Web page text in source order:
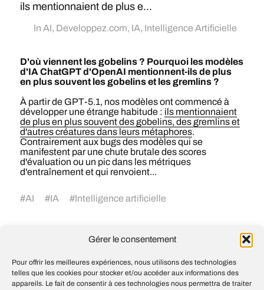
Gérer le consentement
Pour offrir les meilleures expériences, nous utilisons des technologies
telles que les cookies pour stocker et/ou accéder aux informations des
appareils. Le fait de consentir à ces technologies nous permettra de traiter
ils mentionnaient de plus e...
In AI, Developpez.com, IA, Intelligence Artificielle
D'où viennent les gobelins ? Pourquoi les modèles
d'IA ChatGPT d'OpenAI mentionnent-ils de plus
en plus souvent les gobelins et les gremlins ?
À partir de GPT-5.1, nos modèles ont commencé à
développer une étrange habitude : ils mentionnaient
de plus en plus souvent des gobelins, des gremlins et
d'autres créatures dans leurs métaphores.
Contrairement aux bugs des modèles qui se
manifestent par une chute brutale des scores
d'évaluation ou un pic dans les métriques
d'entraînement et qui renvoient...
#AI #IA #Intelligence artificielle
Le célèbre biologiste évolutionniste
convaincu » que l’IA est dotée de
conscience, mais les experts rejettent